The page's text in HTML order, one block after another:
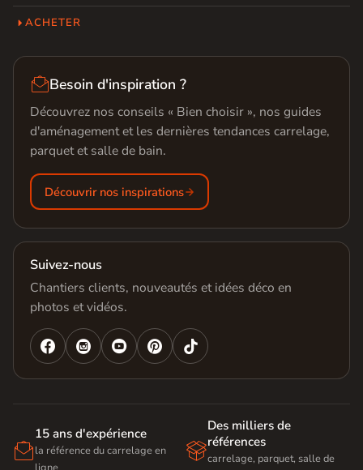
ACHETER
Besoin d'inspiration ?
Découvrez nos conseils « Bien choisir », nos guides
d'aménagement et les dernières tendances carrelage,
parquet et salle de bain.
Découvrir nos inspirations
Suivez-nous
Chantiers clients, nouveautés et idées déco en
photos et vidéos.
   

15 ans d'expérience
la référence du carrelage en

Des milliers de
références
carrelage, parquet, salle de